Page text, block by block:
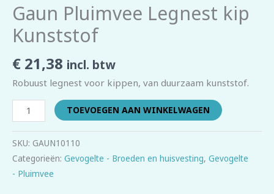
Gaun Pluimvee Legnest kip
Kunststof
€ 21,38 incl. btw
Robuust legnest voor kippen, van duurzaam kunststof.
TOEVOEGEN AAN WINKELWAGEN
SKU: GAUN10110
Categorieën: Gevogelte - Broeden en huisvesting, Gevogelte
- Pluimvee